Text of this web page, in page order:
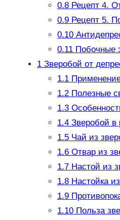
0.8Рецепт 4.
0.9Рецепт 5.
0.10
0.11Побочные
1Зверобой от
1.1Применение
1.2Полезные
1.3
1.4Зверобой в
1.5Чай из
1.6Отвар из
1.7Настой из
1.8Настойка
1.9
1.10Польза